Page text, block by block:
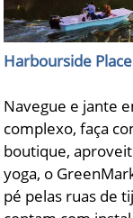
Harbourside Place
Navegue e jante
complexo, faça
boutique,
yoga, o
pé pelas ruas de